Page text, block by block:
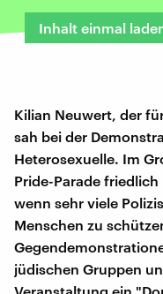
Inhalt einmal
Kilian Neuwert, der
sah bei der
Heterosexuelle. Im
Pride-Parade
wenn sehr viele
Menschen zu
jüdischen Gruppen